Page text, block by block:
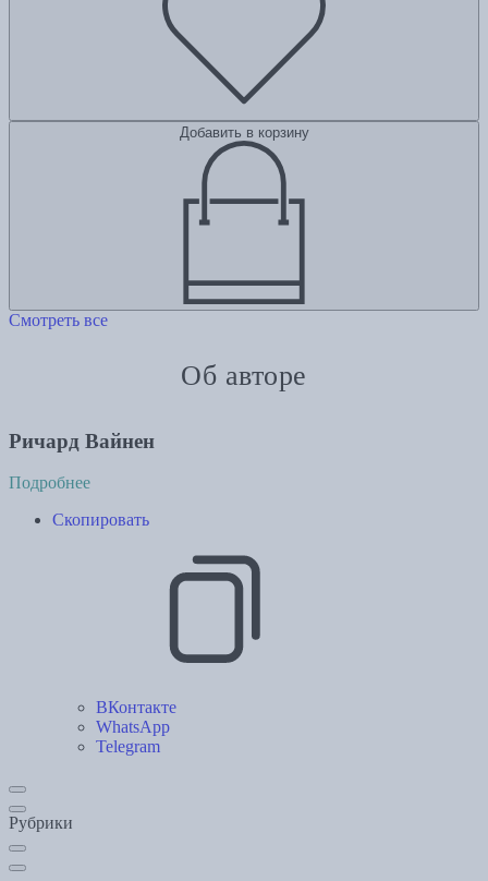
Добавить в корзину
Смотреть все
Об авторе
Ричард Вайнен
Подробнее
Скопировать
ВКонтакте
WhatsApp
Telegram
Рубрики